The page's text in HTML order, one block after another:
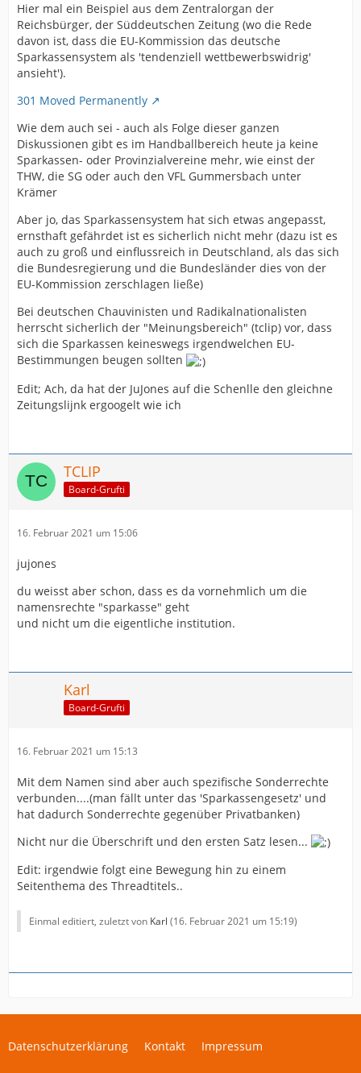
Hier mal ein Beispiel aus dem Zentralorgan der
Reichsbürger, der Süddeutschen Zeitung (wo die Rede
davon ist, dass die EU-Kommission das deutsche
Sparkassensystem als 'tendenziell wettbewerbswidrig'
ansieht').
301 Moved Permanently
Wie dem auch sei - auch als Folge dieser ganzen
Diskussionen gibt es im Handballbereich heute ja keine
Sparkassen- oder Provinzialvereine mehr, wie einst der
THW, die SG oder auch den VFL Gummersbach unter
Krämer
Aber jo, das Sparkassensystem hat sich etwas angepasst,
ernsthaft gefährdet ist es sicherlich nicht mehr (dazu ist es
auch zu groß und einflussreich in Deutschland, als das sich
die Bundesregierung und die Bundesländer dies von der
EU-Kommission zerschlagen ließe)
Bei deutschen Chauvinisten und Radikalnationalisten
herrscht sicherlich der "Meinungsbereich" (tclip) vor, dass
sich die Sparkassen keineswegs irgendwelchen EU-
Bestimmungen beugen sollten
Edit; Ach, da hat der JuJones auf die Schenlle den gleichne
Zeitungslijnk ergoogelt wie ich
TCLIP
Board-Grufti
16. Februar 2021 um 15:06
jujones
du weisst aber schon, dass es da vornehmlich um die
namensrechte "sparkasse" geht
und nicht um die eigentliche institution.
Karl
Board-Grufti
16. Februar 2021 um 15:13
Mit dem Namen sind aber auch spezifische Sonderrechte
verbunden....(man fällt unter das 'Sparkassengesetz' und
hat dadurch Sonderrechte gegenüber Privatbanken)
Nicht nur die Überschrift und den ersten Satz lesen...
Edit: irgendwie folgt eine Bewegung hin zu einem
Seitenthema des Threadtitels..
Einmal editiert, zuletzt von Karl (16. Februar 2021 um 15:19)
Datenschutzerklärung Kontakt Impressum